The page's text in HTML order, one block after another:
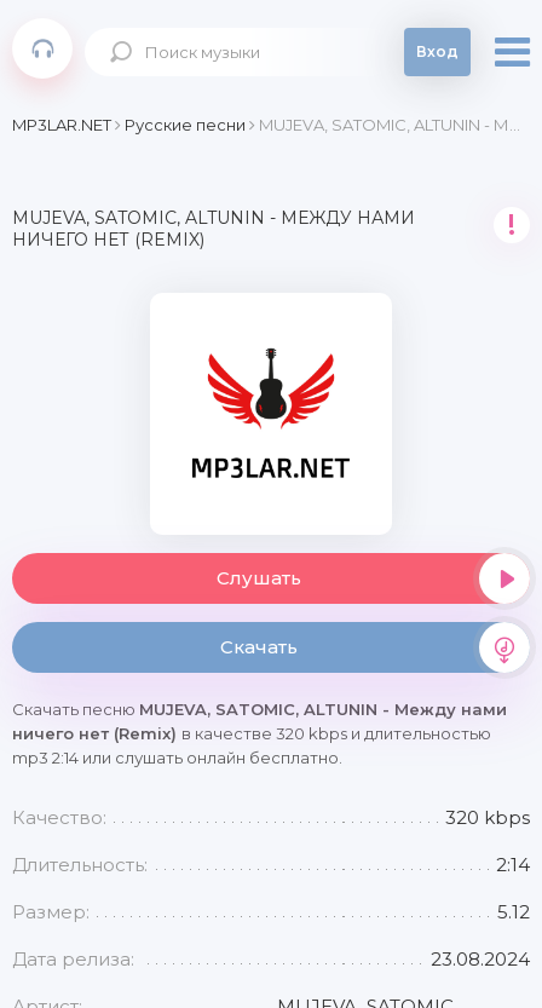
Вход
MP3LAR.NET Русские песни MUJEVA, SATOMIC, ALTUNIN - Между нами ничего нет (Remix)
MUJEVA, SATOMIC, ALTUNIN - МЕЖДУ НАМИ
НИЧЕГО НЕТ (REMIX)
!
Слушать
Скачать
Скачать песню MUJEVA, SATOMIC, ALTUNIN - Между нами
ничего нет (Remix) в качестве 320 kbps и длительностью
mp3 2:14 или слушать онлайн бесплатно.
Качество: 320 kbps
Длительность: 2:14
Размер: 5.12
Дата релиза: 23.08.2024